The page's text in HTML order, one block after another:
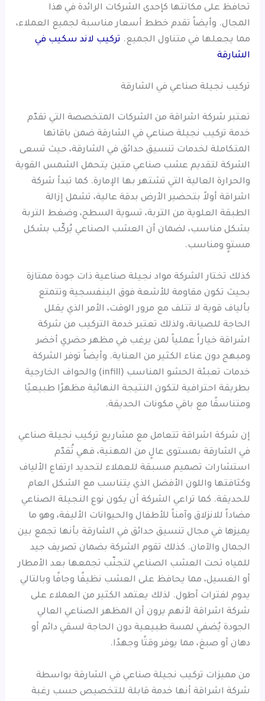
تحافظ على مكانتها كإحدى الشركات الرائدة في هذا
المجال. وأيضاً تقدم خطط أسعار مناسبة لجميع العملاء،
مما يجعلها في متناول الجميع. تركيب لاند سكيب في
الشارقة
تركيب نجيلة صناعي في الشارقة
تعتبر شركة اشراقة من الشركات المتخصصة التي تقدّم
خدمة تركيب نجيلة صناعي في الشارقة ضمن باقاتها
المتكاملة لخدمات تنسيق حدائق في الشارقة، حيث تسعى
الشركة لتقديم عشب صناعي متين يتحمل الشمس القوية
والحرارة العالية التي تشتهر بها الإمارة. كما تبدأ شركة
اشراقة أولاً بتحضير الأرض بدقة عالية، تشمل إزالة
الطبقة العلوية من التربة، تسوية السطح، وضغط التربة
بشكل مناسب، لضمان أن العشب الصناعي يُركّب بشكل
مستوٍ ومناسب.
كذلك تختار الشركة مواد نجيلة صناعية ذات جودة ممتازة
بحيث تكون مقاومة للأشعة فوق البنفسجية وتتمتع
بألياف قوية لا تتلف مع مرور الوقت، الأمر الذي يقلل
الحاجة للصيانة، ولذلك تعتبر خدمة التركيب من شركة
اشراقة خياراً عملياً لمن يرغب في مظهر حضري أخضر
ومبهج دون عناء الكثير من العناية. وأيضاً توفر الشركة
خدمات تعبئة الحشو المناسب (infill) والحواف الخارجية
بطريقة احترافية لتكون النتيجة النهائية مظهرًا طبيعيًا
ومتناسقًا مع باقي مكونات الحديقة.
إن شركة اشراقة تتعامل مع مشاريع تركيب نجيلة صناعي
في الشارقة بمستوى عالٍ من المهنية، فهي تُقدّم
استشارات تصميم مسبقة للعملاء لتحديد ارتفاع الألياف
وكثافتها واللون الأفضل الذي يتناسب مع الشكل العام
للحديقة. كما تراعي الشركة أن يكون نوع النجيلة الصناعي
مضاداً للانزلاق وآمناً للأطفال والحيوانات الأليفة، وهو ما
يميزها في مجال تنسيق حدائق في الشارقة بأنها تجمع بين
الجمال والآمان. كذلك تقوم الشركة بضمان تصريف جيد
للمياه تحت العشب الصناعي لتجنّب تجمعها بعد الأمطار
أو الغسيل، مما يحافظ على العشب نظيفًا وجافًا وبالتالي
يدوم لفترات أطول. لذلك يعتمد الكثير من العملاء على
شركة اشراقة لأنهم يرون أن المظهر الصناعي العالي
الجودة يُضفي لمسة طبيعية دون الحاجة لسقي دائم أو
دهان أو صبغ، مما يوفر وقتًا وجهدًا.
من مميزات تركيب نجيلة صناعي في الشارقة بواسطة
شركة اشراقة أنها خدمة قابلة للتخصيص حسب رغبة